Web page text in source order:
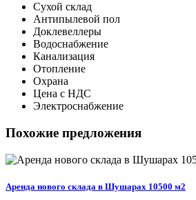
Сухой склад
Антипылевой пол
Доклевеллеры
Водоснабжение
Канализация
Отопление
Охрана
Цена с НДС
Электроснабжение
Похожие предложения
Аренда нового склада в Шушарах 10500 м2